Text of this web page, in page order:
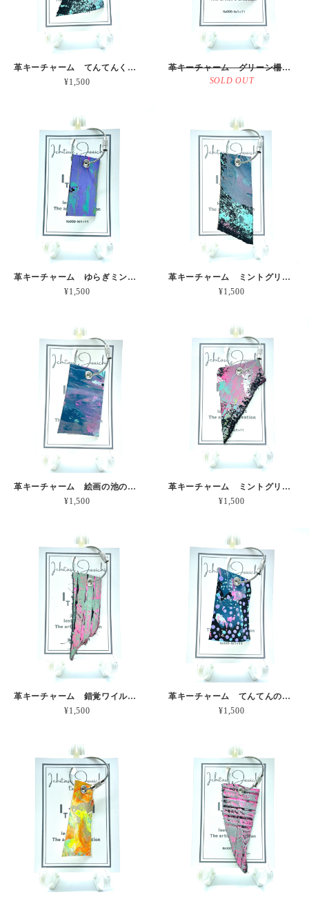
革キーチャーム てんてんくもの富士山 本革
¥1,500
SOLD OUT
革キーチャーム グリーン柵にのぞくピンク 本革
革キーチャーム ゆらぎミントグリーン 本革
¥1,500
革キーチャーム ミントグリーンonグレー 本革
¥1,500
革キーチャーム 絵画の池のキリトリ 本革
¥1,500
革キーチャーム ミントグリーンのスライド 本革
¥1,500
革キーチャーム 錯覚ワイルドな端っこ 本革
¥1,500
革キーチャーム てんてんのピリッとピンク 本革
¥1,500